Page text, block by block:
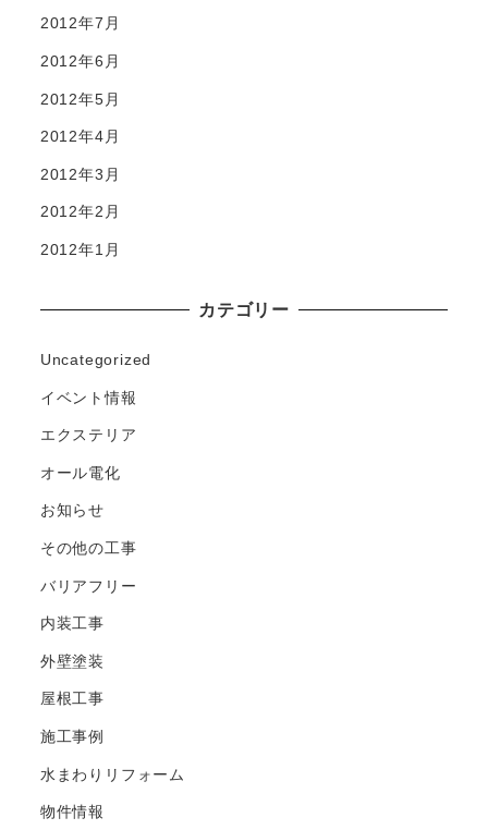
2012年7月
2012年6月
2012年5月
2012年4月
2012年3月
2012年2月
2012年1月
カテゴリー
Uncategorized
イベント情報
エクステリア
オール電化
お知らせ
その他の工事
バリアフリー
内装工事
外壁塗装
屋根工事
施工事例
水まわりリフォーム
物件情報